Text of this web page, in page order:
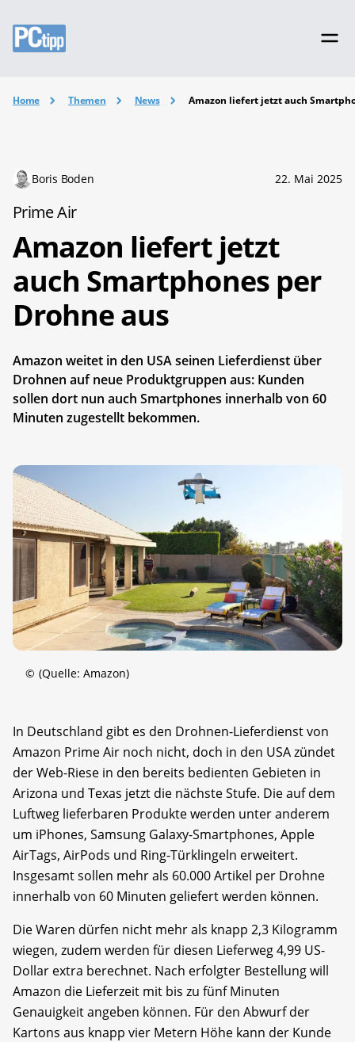
Home Themen News Amazon liefert jetzt auch
Boris Boden 22. Mai 2025
Prime Air
Amazon liefert jetzt
auch Smartphones per
Drohne aus
Amazon weitet in den USA seinen Lieferdienst über
Drohnen auf neue Produktgruppen aus: Kunden
sollen dort nun auch Smartphones innerhalb von 60
Minuten zugestellt bekommen.
© (Quelle: Amazon)
In Deutschland gibt es den Drohnen-Lieferdienst von
Amazon Prime Air noch nicht, doch in den USA zündet
der Web-Riese in den bereits bedienten Gebieten in
Arizona und Texas jetzt die nächste Stufe. Die auf dem
Luftweg lieferbaren Produkte werden unter anderem
um iPhones, Samsung Galaxy-Smartphones, Apple
AirTags, AirPods und Ring-Türklingeln erweitert.
Insgesamt sollen mehr als 60.000 Artikel per Drohne
innerhalb von 60 Minuten geliefert werden können.
Die Waren dürfen nicht mehr als knapp 2,3 Kilogramm
wiegen, zudem werden für diesen Lieferweg 4,99 US-
Dollar extra berechnet. Nach erfolgter Bestellung will
Amazon die Lieferzeit mit bis zu fünf Minuten
Genauigkeit angeben können. Für den Abwurf der
Kartons aus knapp vier Metern Höhe kann der Kunde